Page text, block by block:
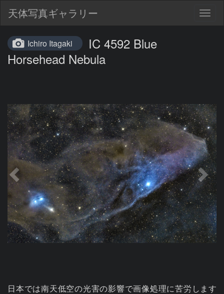
天体写真ギャラリー
Ichiro Itagaki
IC 4592 Blue
Horsehead Nebula
日本では南天低空の光害の影響で画像処理に苦労します